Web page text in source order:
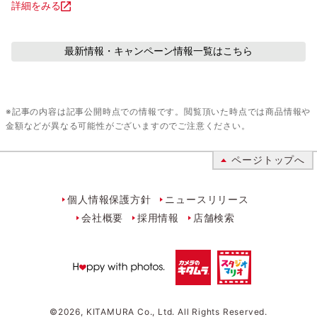
詳細をみる
最新情報・キャンペーン情報一覧はこちら
※記事の内容は記事公開時点での情報です。閲覧頂いた時点では商品情報や
金額などが異なる可能性がございますのでご注意ください。
ページトップへ
個人情報保護方針
ニュースリリース
会社概要
採用情報 店舗検索
© 2026, KITAMURA Co., Ltd. All Rights Reserved.